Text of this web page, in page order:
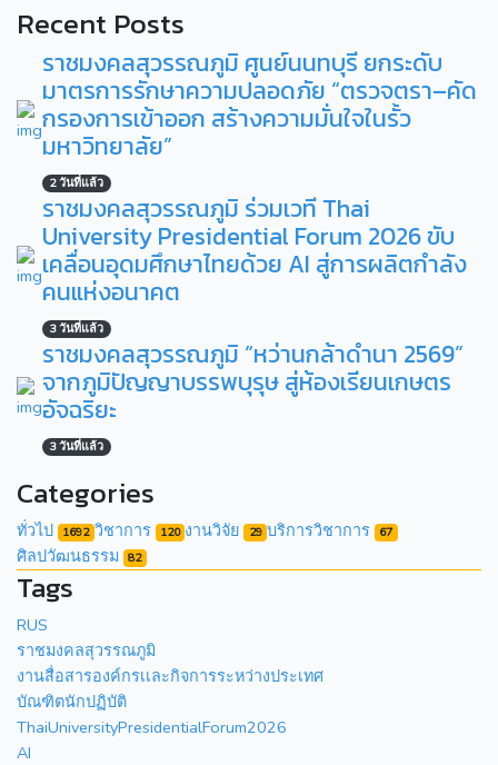
Recent Posts
ราชมงคลสุวรรณภูมิ ศูนย์นนทบุรี ยกระดับ
มาตรการรักษาความปลอดภัย “ตรวจตรา–คัด
กรองการเข้าออก สร้างความมั่นใจในรั้ว
มหาวิทยาลัย”
2 วันที่แล้ว
ราชมงคลสุวรรณภูมิ ร่วมเวที Thai
University Presidential Forum 2026 ขับ
เคลื่อนอุดมศึกษาไทยด้วย AI สู่การผลิตกำลัง
คนแห่งอนาคต
3 วันที่แล้ว
ราชมงคลสุวรรณภูมิ “หว่านกล้าดำนา 2569”
จากภูมิปัญญาบรรพบุรุษ สู่ห้องเรียนเกษตร
อัจฉริยะ
3 วันที่แล้ว
Categories
ทั่วไป 1692 วิชาการ 120 งานวิจัย 29 บริการวิชาการ 67
ศิลปวัฒนธรรม 82
Tags
RUS
ราชมงคลสุวรรณภูมิ
งานสื่อสารองค์กรเเละกิจการระหว่างประเทศ
บัณฑิตนักปฏิบัติ
ThaiUniversityPresidentialForum2026
AI